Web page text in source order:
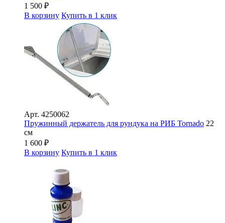
1 500 ₽
В корзину Купить в 1 клик
Арт. 4250062
Пружинный держатель для рундука на РИБ Tornado 22
см
1 600 ₽
В корзину Купить в 1 клик